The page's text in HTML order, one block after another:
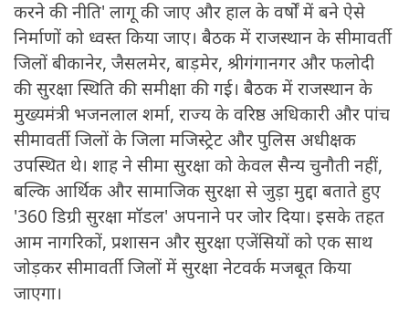
करने की नीति' लागू की जाए और हाल के वर्षों में बने ऐसे
निर्माणों को ध्वस्त किया जाए। बैठक में राजस्थान के सीमावर्ती
जिलों बीकानेर, जैसलमेर, बाड़मेर, श्रीगंगानगर और फलोदी
की सुरक्षा स्थिति की समीक्षा की गई। बैठक में राजस्थान के
मुख्यमंत्री भजनलाल शर्मा, राज्य के वरिष्ठ अधिकारी और पांच
सीमावर्ती जिलों के जिला मजिस्ट्रेट और पुलिस अधीक्षक
उपस्थित थे। शाह ने सीमा सुरक्षा को केवल सैन्य चुनौती नहीं,
बल्कि आर्थिक और सामाजिक सुरक्षा से जुड़ा मुद्दा बताते हुए
'360 डिग्री सुरक्षा मॉडल' अपनाने पर जोर दिया। इसके तहत
आम नागरिकों, प्रशासन और सुरक्षा एजेंसियों को एक साथ
जोड़कर सीमावर्ती जिलों में सुरक्षा नेटवर्क मजबूत किया
जाएगा।